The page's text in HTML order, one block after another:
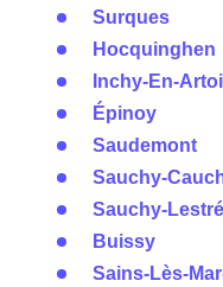
Surques
Hocquinghen
Inchy-En-
Épinoy
Saudemont
Sauchy-
Sauchy-
Buissy
Sains-Lès-